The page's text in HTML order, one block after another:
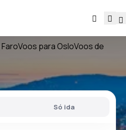
Voos para OsloVoos de
Só ida